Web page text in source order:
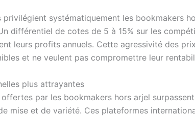
privilégient systématiquement les bookmakers
différentiel de cotes de 5 à 15% sur les
leurs profits annuels. Cette agressivité des
et ne veulent pas compromettre leur
plus attrayantes
par les bookmakers hors arjel
mise et de variété. Ces plateformes